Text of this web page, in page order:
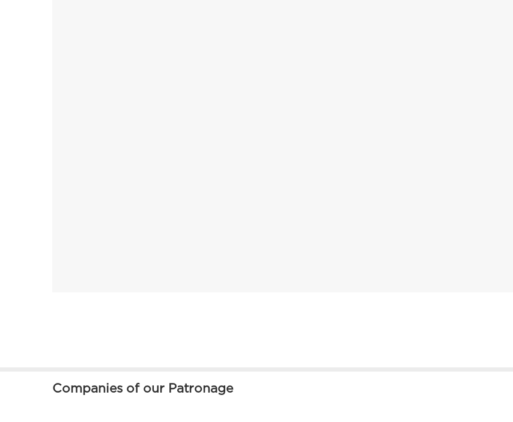
Companies of our Patronage